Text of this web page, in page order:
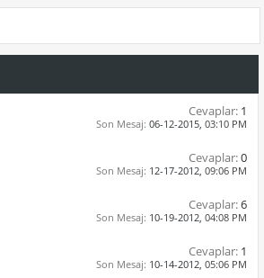
Cevaplar: 1
Son Mesaj: 06-12-2015, 03:10 PM
Cevaplar:0
Son Mesaj: 12-17-2012, 09:06 PM
Cevaplar:6
Son Mesaj: 10-19-2012, 04:08 PM
Cevaplar: 1
Son Mesaj: 10-14-2012, 05:06 PM